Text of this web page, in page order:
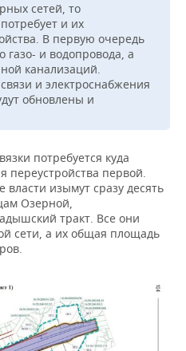
сетей, то
и их
В первую очередь
газо- и водопровода, а
канализаций.
и электроснабжения
обновлены и
потребуется куда
переустройства первой.
власти изымут сразу десять
Озерной,
тракт. Все они
сети, а их общая площадь